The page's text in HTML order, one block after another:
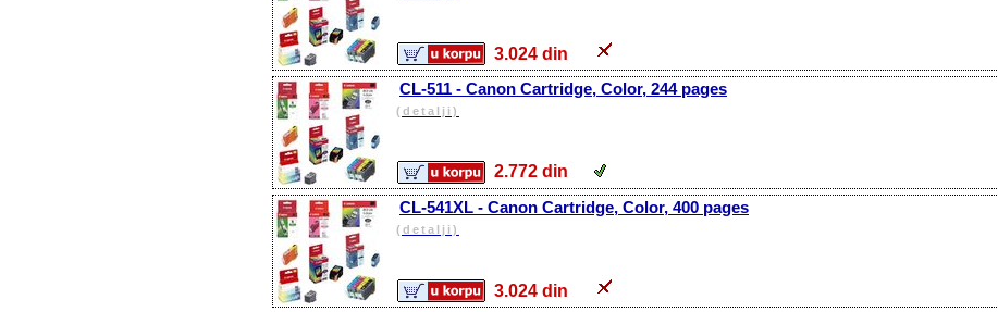
3.024 din
CL-511 - Canon Cartridge, Color, 244 pages
(detalji)
2.772 din
CL-541XL - Canon Cartridge, Color, 400 pages
(detalji)
3.024 din